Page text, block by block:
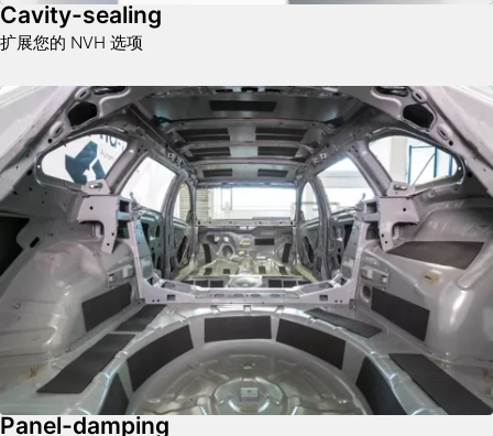
Cavity-sealing
扩展您的 NVH 选项
Panel-damping